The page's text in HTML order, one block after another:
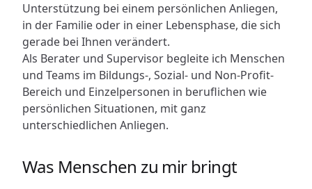
Unterstützung bei einem persönlichen Anliegen,
in der Familie oder in einer Lebensphase, die sich
gerade bei Ihnen verändert.
Als Berater und Supervisor begleite ich Menschen
und Teams im Bildungs-, Sozial- und Non-Profit-
Bereich und Einzelpersonen in beruflichen wie
persönlichen Situationen, mit ganz
unterschiedlichen Anliegen.
Was Menschen zu mir bringt